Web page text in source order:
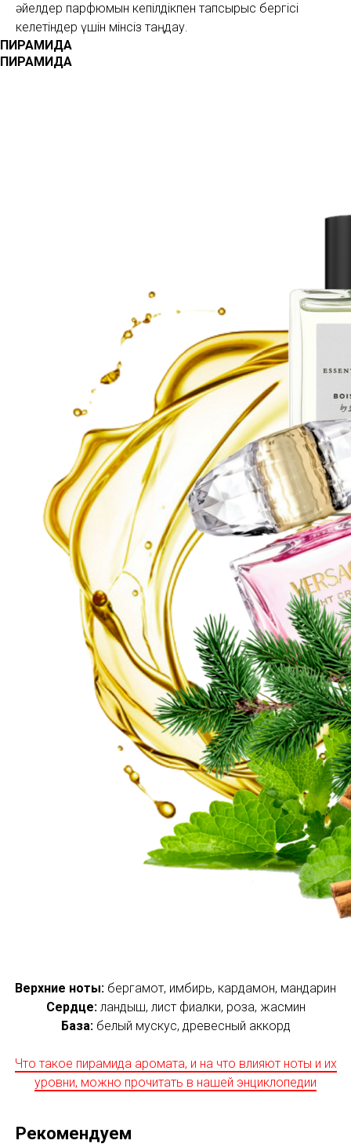
әйелдер парфюмын кепілдікпен тапсырыс бергісі
келетіндер үшін мінсіз таңдау.
ПИРАМИДА
ПИРАМИДА
Верхние ноты: бергамот, имбирь, кардамон, мандарин
Сердце:ландыш, лист фиалки, роза, жасмин
База:белый мускус, древесный аккорд
Что такое пирамида аромата, и на что влияют ноты и их
уровни, можно прочитать в нашей энциклопедии
Рекомендуем